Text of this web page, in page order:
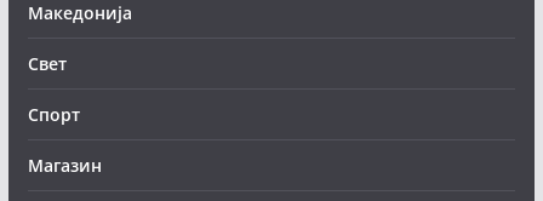
Македонија
Свет
Спорт
Магазин